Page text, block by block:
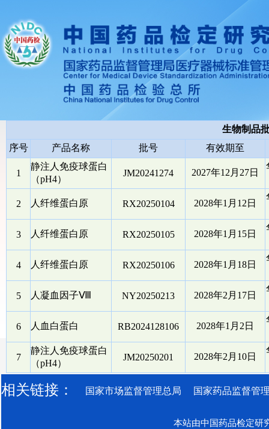
生物制品
序号
产品名称 批号 有效期至
1
静注人免疫球蛋白
（pH4）
JM20241274 2027年12月27日
2 人纤维蛋白原 RX20250104 2028年1月12日
3 人纤维蛋白原 RX20250105 2028年1月15日
4 人纤维蛋白原 RX20250106 2028年1月18日
5 人凝血因子Ⅷ NY20250213 2028年2月17日
6 人血白蛋白 RB2024128106 2028年1月2日
7
静注人免疫球蛋白
（pH4）
JM20250201 2028年2月10日
相关链接： 国家市场监督管理总局 国家药品监督管
本站由中国药品检定研